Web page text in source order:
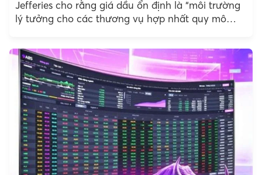
Jefferies cho rằng giá dầu ổn định là “môi trường
lý tưởng cho các thương vụ hợp nhất quy mô